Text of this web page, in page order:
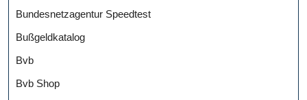
Bundesnetzagentur Speedtest
Bußgeldkatalog
Bvb
Bvb Shop